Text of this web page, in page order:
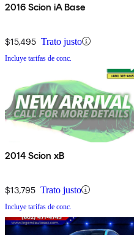
2016 Scion iA Base
$15,495 Trato justo
Incluye tarifas de conc.
2014 Scion xB
$13,795 Trato justo
Incluye tarifas de conc.